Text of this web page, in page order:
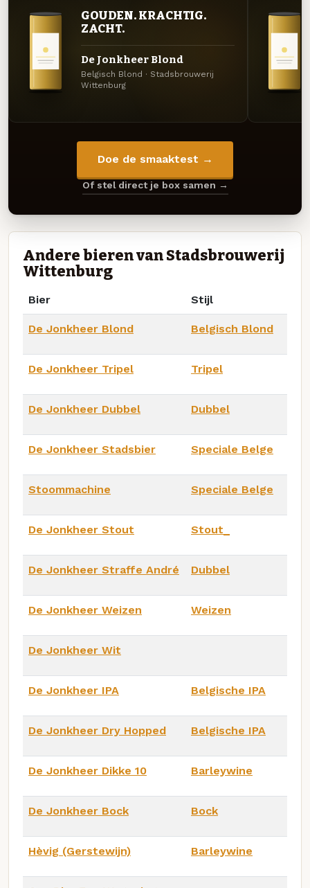
GOUDEN. KRACHTIG.
ZACHT.
De Jonkheer Blond
Belgisch Blond · Stadsbrouwerij
Wittenburg
Doe de smaaktest →
Of stel direct je box samen →
Andere bieren van Stadsbrouwerij
Wittenburg
Bier Stijl
De Jonkheer Blond Belgisch Blond
De Jonkheer Tripel Tripel
De Jonkheer Dubbel Dubbel
De Jonkheer Stadsbier Speciale Belge
Stoommachine Speciale Belge
De Jonkheer Stout Stout_
De Jonkheer Straffe André Dubbel
De Jonkheer Weizen Weizen
De Jonkheer Wit
De Jonkheer IPA Belgische IPA
De Jonkheer Dry Hopped Belgische IPA
De Jonkheer Dikke 10 Barleywine
De Jonkheer Bock Bock
Hèvig (Gerstewijn) Barleywine